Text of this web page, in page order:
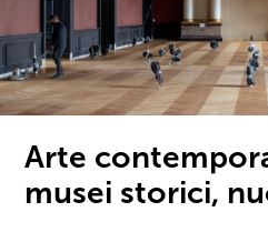
Arte
musei storici,